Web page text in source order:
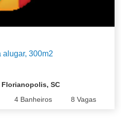
alugar, 300m2
SC
4 Banheiros 8 Vagas